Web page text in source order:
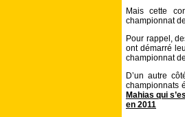
Mais cette
championnat
Pour rappel,
ont démarré
championnat
D’un autre
championnats
Mahias qui
en 2011